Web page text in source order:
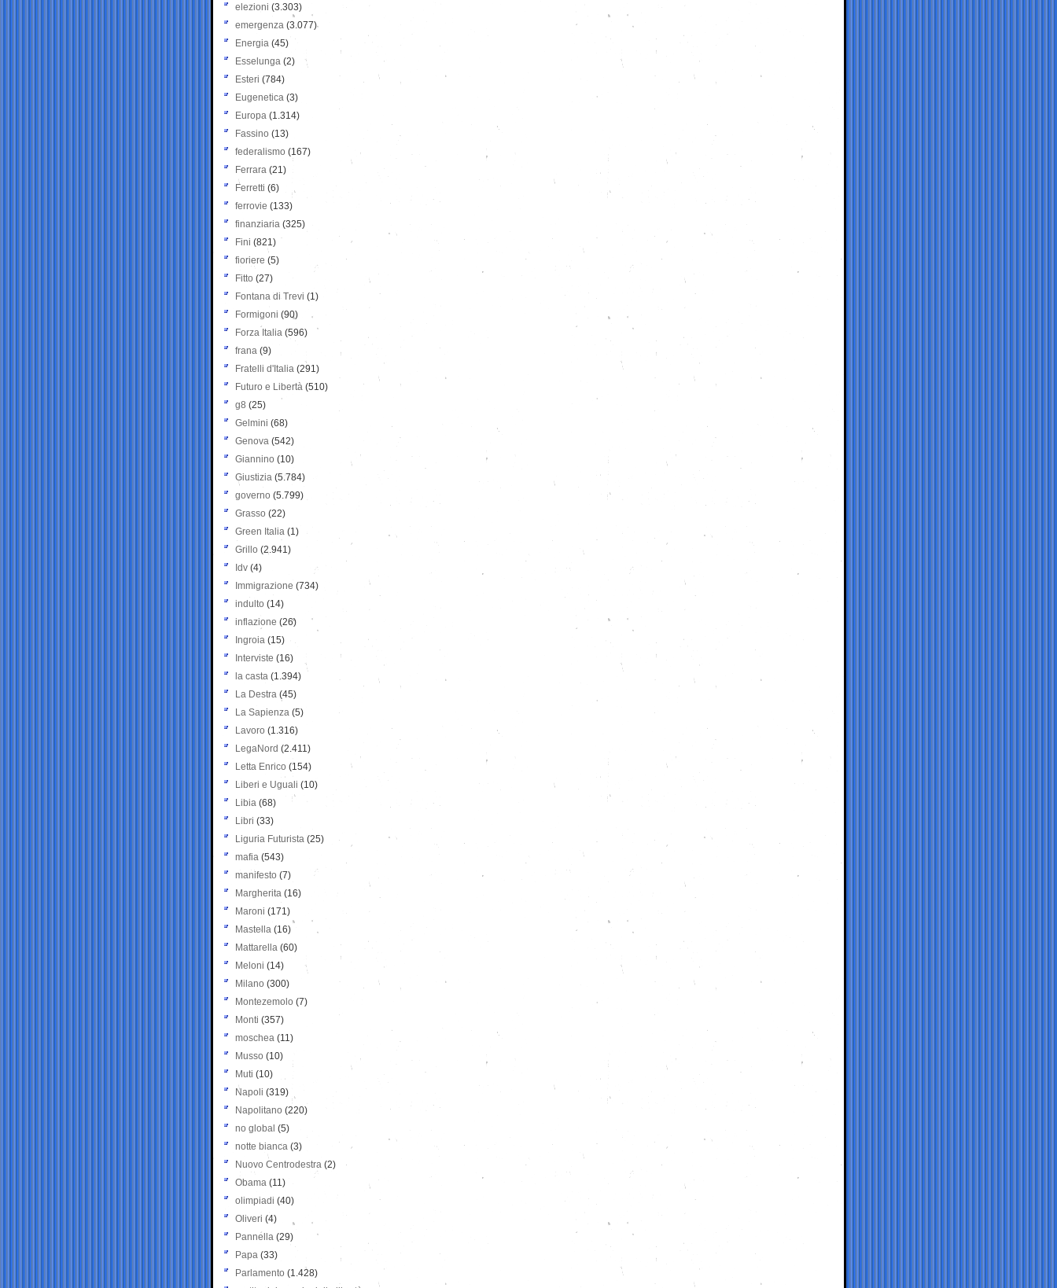
elezioni (3.303)
emergenza (3.077)
Energia (45)
Esselunga (2)
Esteri (784)
Eugenetica (3)
Europa (1.314)
Fassino (13)
federalismo (167)
Ferrara (21)
Ferretti (6)
ferrovie (133)
finanziaria (325)
Fini (821)
fioriere (5)
Fitto (27)
Fontana di Trevi (1)
Formigoni (90)
Forza Italia (596)
frana (9)
Fratelli d'Italia (291)
Futuro e Libertà (510)
g8 (25)
Gelmini (68)
Genova (542)
Giannino (10)
Giustizia (5.784)
governo (5.799)
Grasso (22)
Green Italia (1)
Grillo (2.941)
Idv (4)
Immigrazione (734)
indulto (14)
inflazione (26)
Ingroia (15)
Interviste (16)
la casta (1.394)
La Destra (45)
La Sapienza (5)
Lavoro (1.316)
LegaNord (2.411)
Letta Enrico (154)
Liberi e Uguali (10)
Libia (68)
Libri (33)
Liguria Futurista (25)
mafia (543)
manifesto (7)
Margherita (16)
Maroni (171)
Mastella (16)
Mattarella (60)
Meloni (14)
Milano (300)
Montezemolo (7)
Monti (357)
moschea (11)
Musso (10)
Muti (10)
Napoli (319)
Napolitano (220)
no global (5)
notte bianca (3)
Nuovo Centrodestra (2)
Obama (11)
olimpiadi (40)
Oliveri (4)
Pannella (29)
Papa (33)
Parlamento (1.428)